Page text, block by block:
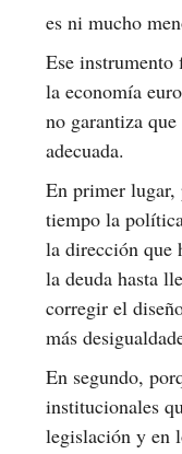
es ni mucho
Ese
la economía
no garantiza
adecuada.
En primer lugar,
tiempo la
la dirección que
la deuda hasta
corregir el
más
En segundo,
institucionales
legislación y en